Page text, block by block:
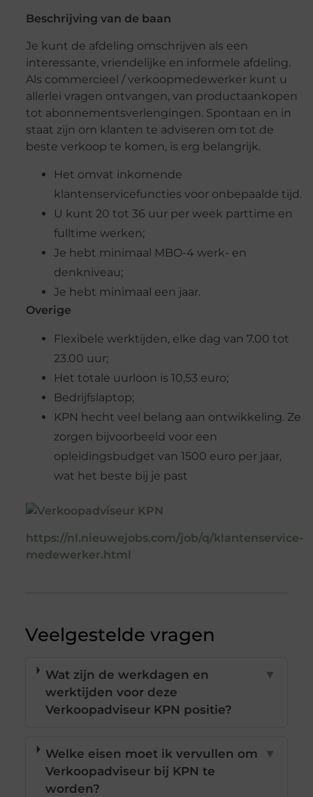
Beschrijving van de baan
Je kunt de afdeling omschrijven als een
interessante, vriendelijke en informele afdeling.
Als commercieel / verkoopmedewerker kunt u
allerlei vragen ontvangen, van productaankopen
tot abonnementsverlengingen. Spontaan en in
staat zijn om klanten te adviseren om tot de
beste verkoop te komen, is erg belangrijk.
Het omvat inkomende
klantenservicefuncties voor onbepaalde tijd.
U kunt 20 tot 36 uur per week parttime en
fulltime werken;
Je hebt minimaal MBO-4 werk- en
denkniveau;
Je hebt minimaal een jaar.
Overige
Flexibele werktijden, elke dag van 7.00 tot
23.00 uur;
Het totale uurloon is 10,53 euro;
Bedrijfslaptop;
KPN hecht veel belang aan ontwikkeling. Ze
zorgen bijvoorbeeld voor een
opleidingsbudget van 1500 euro per jaar,
wat het beste bij je past
https://nl.nieuwejobs.com/job/q/klantenservice-
medewerker.html
Veelgestelde vragen
Wat zijn de werkdagen en
werktijden voor deze
Verkoopadviseur KPN positie?
▼
Welke eisen moet ik vervullen om
Verkoopadviseur bij KPN te
worden?
▼